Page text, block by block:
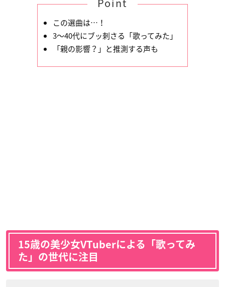
この選曲は…！
3～40代にブッ刺さる「歌ってみた」
「親の影響？」と推測する声も
15歳の美少女VTuberによる「歌ってみ
た」の世代に注目